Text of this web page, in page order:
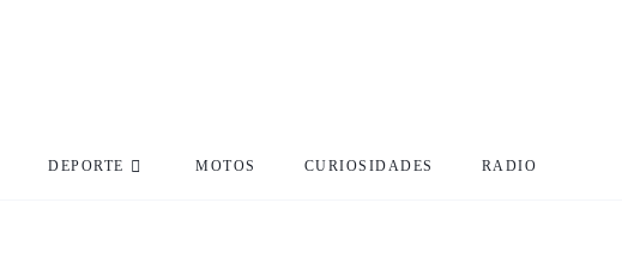
DEPORTE MOTOS CURIOSIDADES RADIO